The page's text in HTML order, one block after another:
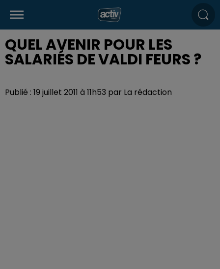
QUEL AVENIR POUR LES
SALARIÉS DE VALDI FEURS ?
Publié : 19 juillet 2011 à 11h53 par La rédaction